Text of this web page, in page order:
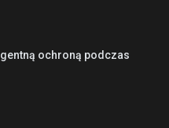
ochroną podczas